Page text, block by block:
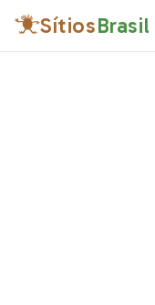
SítiosBrasil